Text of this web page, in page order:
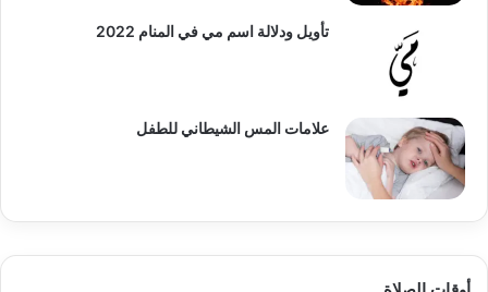
تأويل ودلالة اسم مي في المنام 2022
علامات المس الشيطاني للطفل